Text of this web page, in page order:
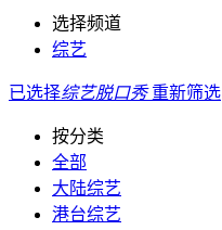
选择频道
综艺
已选择综艺脱口秀重新筛选
按分类
全部
大陆综艺
港台综艺